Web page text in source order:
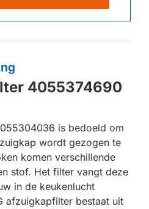
4055374690
is bedoeld om
wordt gezogen te
komen verschillende
stof. Het filter vangt deze
in de keukenlucht
afzuigkapfilter bestaat uit